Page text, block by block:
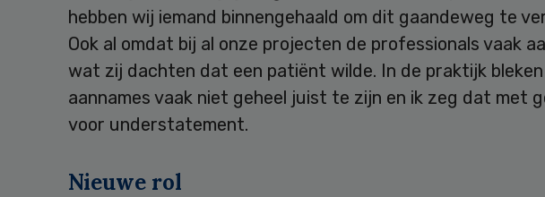
hebben wij iemand binnengehaald om dit gaandeweg te
Ook al omdat bij al onze projecten de professionals vaak
wat zij dachten dat een patiënt wilde. In de praktijk
aannames vaak niet geheel juist te zijn en ik zeg dat met
voor understatement.
Nieuwe rol